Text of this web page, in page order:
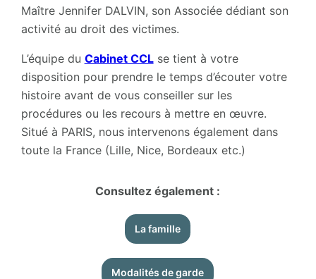
Maître Jennifer DALVIN, son Associée dédiant son
activité au droit des victimes.
L’équipe du Cabinet CCLse tient à votre
disposition pour prendre le temps d’écouter votre
histoire avant de vous conseiller sur les
procédures ou les recours à mettre en œuvre.
Situé à PARIS, nous intervenons également dans
toute la France (Lille, Nice, Bordeaux etc.)
Consultez également :
La famille
Modalités de garde